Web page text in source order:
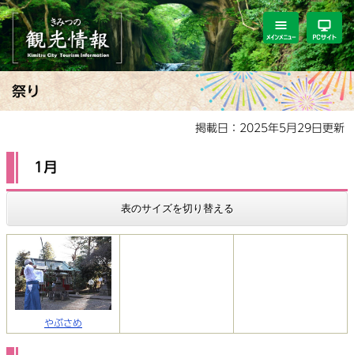
ペ
ー
ジ
の
で
メ
ニ
ュ
ー
ば
文
祭り
掲載日：2025年5月29日更新
1月
表のサイズを切り替える
やぶさめ